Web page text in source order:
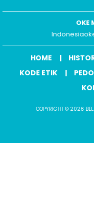
OKE
HOME
KODE ETIK
COPYRIGHT © 2026